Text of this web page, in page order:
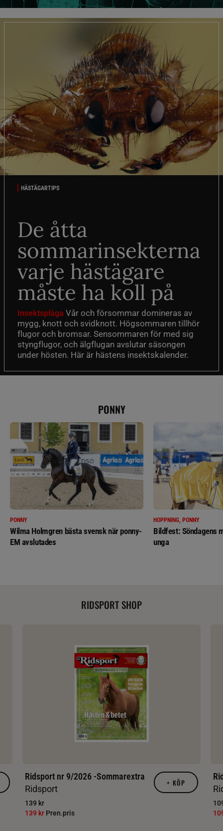
HÄSTÄGARTIPS
De åtta
sommarinsekterna
varje hästägare
måste ha koll på
Insektsplåga Vår och försommar domineras av
mygg, knott och svidknott. Högsommaren tillhör
flugor och bromsar. Sensommaren för med sig
styngflugor, och älgflugan avslutar säsongen
under hösten. Här är hästens insektskalender.
PONNY
PONNY
Wilma Holmgren bästa svensk när ponny-
EM avslutades
HOPPNING, PONNY
Bildfest: Söndagens
unga
RIDSPORT SHOP
Ridsport nr 9/2026 -Sommarextra
Ridsport
139 kr
139 kr Pren.pris
+ KÖP